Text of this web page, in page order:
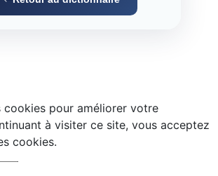
cookies pour améliorer votre
à visiter ce site, vous acceptez
cookies.